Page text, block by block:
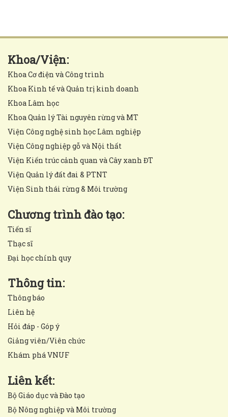
Khoa/Viện:
Khoa Cơ điện và Công trình
Khoa Kinh tế và Quản trị kinh doanh
Khoa Lâm học
Khoa Quản lý Tài nguyên rừng và MT
Viện Công nghệ sinh học Lâm nghiệp
Viện Công nghiệp gỗ và Nội thất
Viện Kiến trúc cảnh quan và Cây xanh ĐT
Viện Quản lý đất đai & PTNT
Viện Sinh thái rừng & Môi trường
Chương trình đào tạo:
Tiến sĩ
Thạc sĩ
Đại học chính quy
Thông tin:
Thông báo
Liên hệ
Hỏi đáp - Góp ý
Giảng viên/Viên chức
Khám phá VNUF
Liên kết:
Bộ Giáo dục và Đào tạo
Bộ Nông nghiệp và Môi trường